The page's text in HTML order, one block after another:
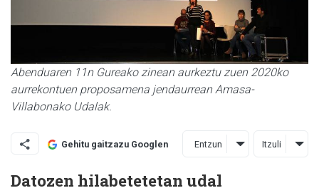
Abenduaren 11n Gureako zinean aurkeztu zuen 2020ko
aurrekontuen proposamena jendaurrean Amasa-
Villabonako Udalak.
Gehitu gaitzazu Googlen Entzun Itzuli
Datozen hilabetetetan udal